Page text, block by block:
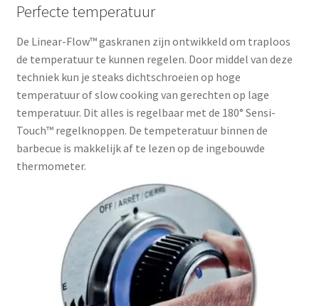
Perfecte temperatuur
De Linear-Flow™ gaskranen zijn ontwikkeld om traploos
de temperatuur te kunnen regelen. Door middel van deze
techniek kun je steaks dichtschroeien op hoge
temperatuur of slow cooking van gerechten op lage
temperatuur. Dit alles is regelbaar met de 180° Sensi-
Touch™ regelknoppen. De tempeteratuur binnen de
barbecue is makkelijk af te lezen op de ingebouwde
thermometer.